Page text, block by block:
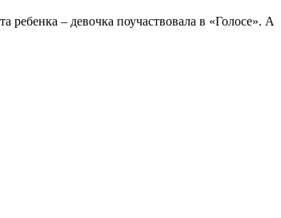
ребенка – девочка поучаствовала в «Голосе». А